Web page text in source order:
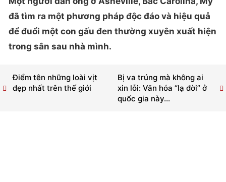
đã tìm ra một phương pháp độc đáo và hiệu quả
để đuổi một con gấu đen thường xuyên xuất hiện
trong sân sau nhà mình.
Bị va trúng mà không ai
xin lỗi: Văn hóa “lạ đời” ở
quốc gia này...
Điểm tên những loài vịt
đẹp nhất trên thế giới